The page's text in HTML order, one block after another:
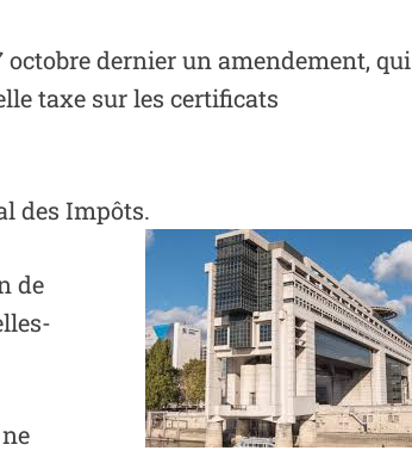
octobre dernier un amendement, qui
taxe sur les certificats
des Impôts.
de